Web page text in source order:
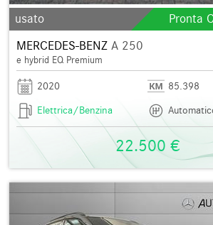
usato Pronta
MERCEDES-BENZ A 250
e hybrid EQ Premium
2020
85.398
Elettrica/Benzina
22.500 €